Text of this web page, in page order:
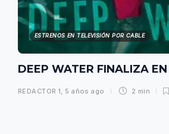
ESTRENOS EN TELEVISIÓN POR CABLE
DEEP WATER FINALIZA
REDACTOR 1, 5 años ago 2 min